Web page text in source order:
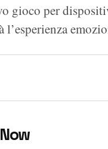
gioco per